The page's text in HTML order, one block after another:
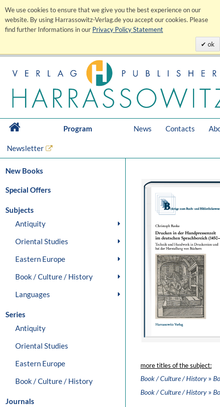
We use cookies to ensure that we give you the best experience on our
website. By using Harrassowitz-Verlag.de you accept our cookies. Please
find further Informations in our Privacy Policy Statement
ok
Program News Contacts
Newsletter
New Books
Special Offers
Subjects
Antiquity
Oriental Studies
Eastern Europe
Book / Culture / History
Languages
Series
Antiquity
Oriental Studies
Eastern Europe
Book / Culture / History
Journals
more titles of the subject:
Book / Culture / History »
Book / Culture / History »